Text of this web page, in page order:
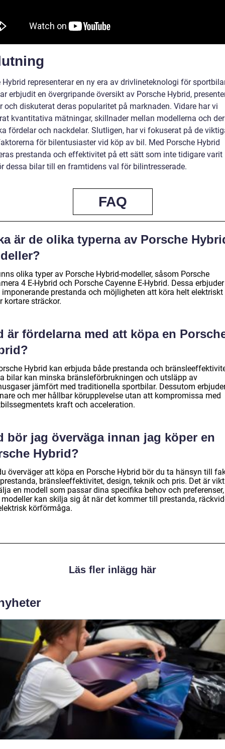
Hybrid representerar en ny era av drivlineteknologi för
erbjudit en övergripande översikt av Porsche Hybrid,
och diskuterat deras popularitet på marknaden. Vidare har vi
kvantitativa mätningar, skillnader mellan modellerna och
fördelar och nackdelar. Slutligen, har vi fokuserat på de
för bilentusiaster vid köp av bil. Med Porsche Hybrid
prestanda och effektivitet på ett sätt som inte tidigare varit
dessa bilar till en framtidens val för bilintresserade.
FAQ
är de olika typerna av Porsche
olika typer av Porsche Hybrid-modeller, såsom Porsche
4 E-Hybrid och Porsche Cayenne E-Hybrid. Dessa erbjuder
imponerande prestanda och möjligheten att köra helt elektriskt
kortare sträckor.
är fördelarna med att köpa en
Hybrid kan erbjuda både prestanda och
bilar kan minska bränsleförbrukningen och utsläpp av
jämfört med traditionella sportbilar. Dessutom
och mer hållbar körupplevelse utan att kompromissa med
kraft och acceleration.
bör jag överväga innan jag köper en
Hybrid?
överväger att köpa en Porsche Hybrid bör du ta hänsyn till
bränsleeffektivitet, design, teknik och pris. Det är
en modell som passar dina specifika behov och
kan skilja sig åt när det kommer till prestanda,
körförmåga.
Läs fler inlägg här